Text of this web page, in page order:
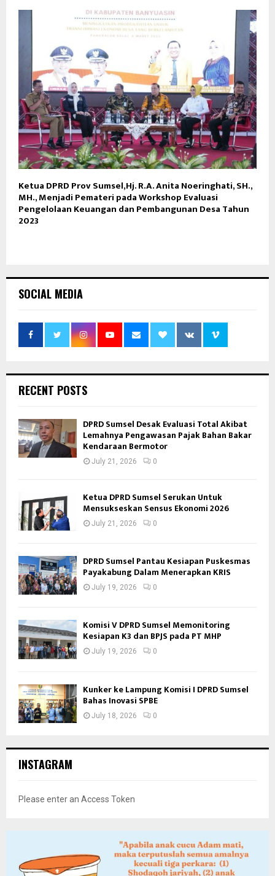
Ketua DPRD Prov Sumsel,Hj. R.A. Anita Noeringhati, SH.,
MH., Menjadi Pemateri pada Workshop Evaluasi
Pengelolaan Keuangan dan Pembangunan Desa Tahun
2023
SOCIAL MEDIA
RECENT POSTS
DPRD Sumsel Desak Evaluasi Total Akibat
Lemahnya Pengawasan Pajak Bahan Bakar
Kendaraan Bermotor
July 21, 2026 0
Ketua DPRD Sumsel Serukan Untuk
Mensukseskan Sensus Ekonomi 2026
July 21, 2026 0
DPRD Sumsel Pantau Kesiapan Puskesmas
Payakabung Dalam Menerapkan KRIS
July 19, 2026 0
Komisi V DPRD Sumsel Memonitoring
Kesiapan K3 dan BPJS pada PT MHP
July 19, 2026 0
Kunker ke Lampung Komisi I DPRD Sumsel
Bahas Inovasi SPBE
July 18, 2026 0
INSTAGRAM
Please enter an Access Token